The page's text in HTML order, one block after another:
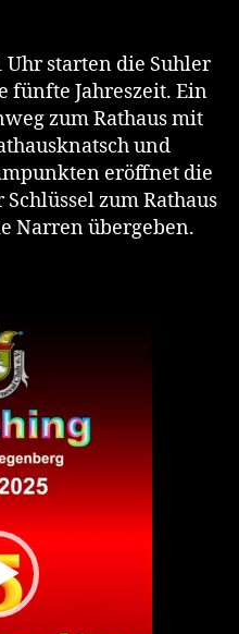
Uhr starten die Suhler
fünfte Jahreszeit. Ein
zum Rathaus mit
und
eröffnet die
zum Rathaus
Narren übergeben.